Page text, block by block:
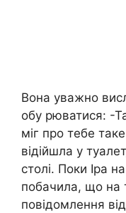
Вона уважно
обу рюватися: -
міг про тебе
відійшла у
столі. Поки Іра
побачила, що на
повідомлення